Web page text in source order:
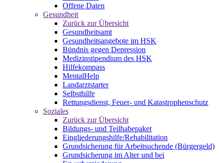
Offene Daten
Gesundheit
Zurück zur Übersicht
Gesundheitsamt
Gesundheitsangebote im HSK
Bündnis gegen Depression
Medizinstipendium des HSK
Hilfekompass
MentalHelp
Landarztstarter
Selbsthilfe
Rettungsdienst, Feuer- und Katastrophenschutz
Soziales
Zurück zur Übersicht
Bildungs- und Teilhabepaket
Eingliederungshilfe/Rehabilitation
Grundsicherung für Arbeitsuchende (Bürgergeld)
Grundsicherung im Alter und bei